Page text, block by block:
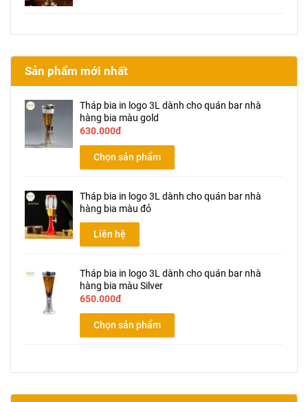
Sản phẩm mới nhất
Tháp bia in logo 3L dành cho quán bar nhà
hàng bia màu gold
630.000đ
Chọn sản phẩm
Tháp bia in logo 3L dành cho quán bar nhà
hàng bia màu đỏ
Liên hệ
Tháp bia in logo 3L dành cho quán bar nhà
hàng bia màu Silver
650.000đ
Chọn sản phẩm